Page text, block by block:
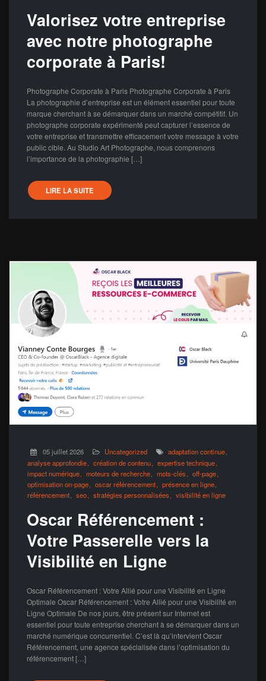
Valorisez votre entreprise
avec notre photographe
corporate à Paris!
Photographe Corporate à Paris Photographe Corporate à Paris
La photographie d’entreprise est un élément essentiel pour toute
marque cherchant à se démarquer dans un marché compétitif. Un
photographe corporate expérimenté peut capturer l’essence de
votre entreprise et transmettre efficacement votre message à votre
public cible. Au Studio Art Photographe, nous comprenons
l’importance de la photographie […]
LIRE LA SUITE
05 juillet 2026 Uncategorized
adaptation continue
analyse approfondie
création de contenu
expertise technique
impact numérique
moteurs de recherche mots-clés
off-page
optimisation on-page
oscar référencement
présence en ligne
référencement
seo stratégies personnalisées visibilité en ligne
Oscar Référencement :
Votre Passerelle vers la
Visibilité en Ligne
Oscar Référencement : Votre Allié pour une Visibilité en Ligne
Optimale Oscar Référencement : Votre Allié pour une Visibilité en
Ligne Optimale De nos jours, être présent sur Internet est
essentiel pour toute entreprise cherchant à se démarquer dans un
marché numérique concurrentiel. C’est là qu’intervient Oscar
Référencement, une agence spécialisée dans l’optimisation du
référencement […]